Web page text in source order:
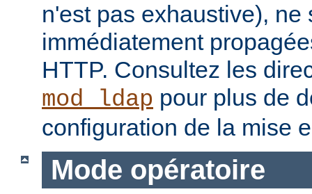
n'est pas exhaustive), ne
immédiatement
HTTP. Consultez les
mod_ldap pour plus de
configuration de la mise
Mode opératoire